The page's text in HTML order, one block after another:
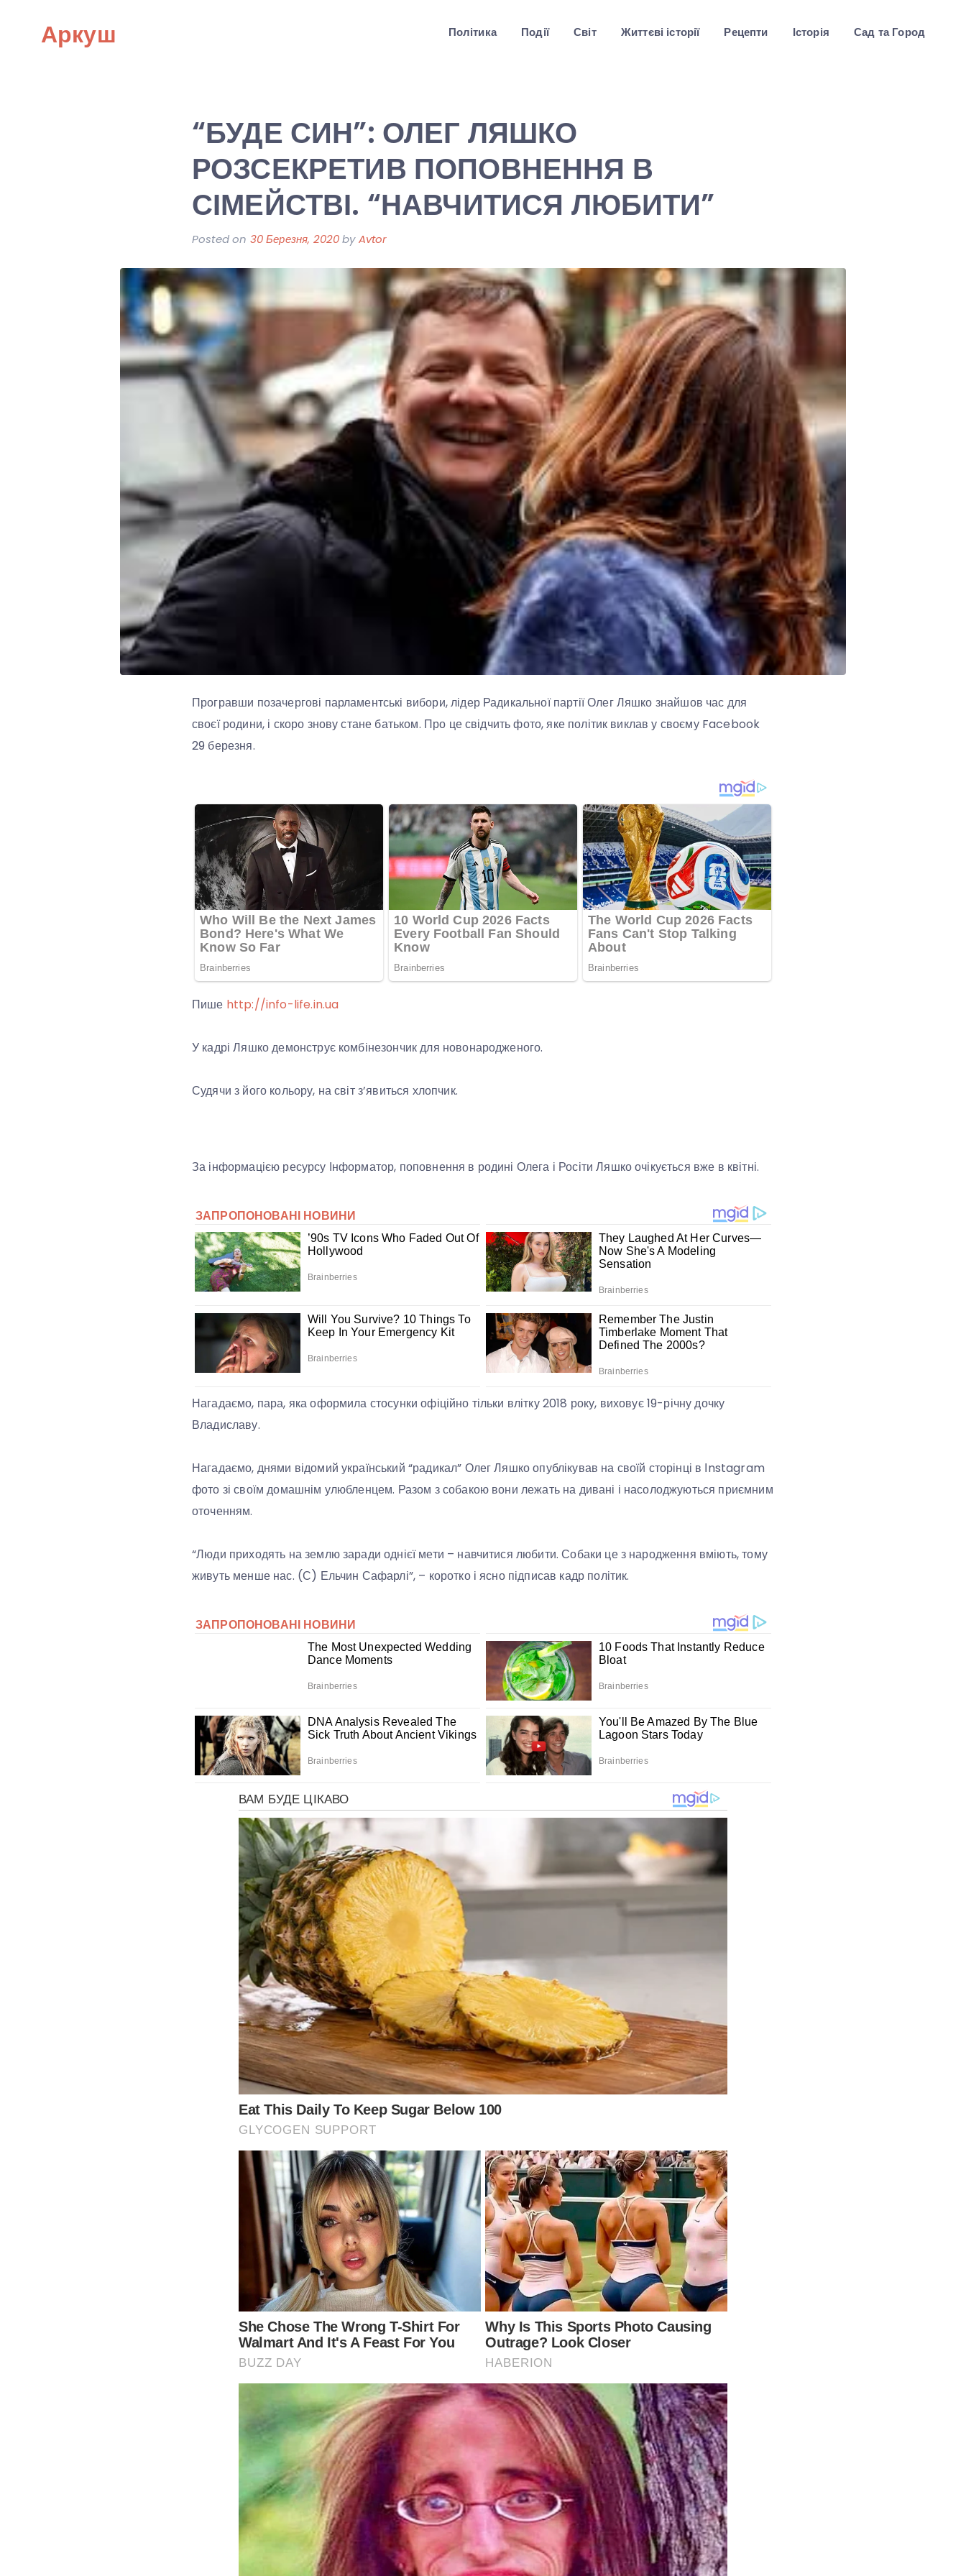
Аркуш Політика Події Світ Життєві історії Рецепти Історія Сад та Город
“БУДЕ СИН”: ОЛЕГ ЛЯШКО
РОЗСЕКРЕТИВ ПОПОВНЕННЯ В
СІМЕЙСТВІ. “НАВЧИТИСЯ ЛЮБИТИ”
Posted on 30 Березня, 2020byAvtor
Програвши позачергові парламентські вибори, лідер Радикальної партії Олег Ляшко знайшов час для
своєї родини, і скоро знову стане батьком. Про це свідчить фото, яке політик виклав у своєму Facebook
29 березня.
Пише http://info-life.in.ua
У кадрі Ляшко демонструє комбінезончик для новонародженого.
Судячи з його кольору, на світ з’явиться хлопчик.
За інформацією ресурсу Інформатор, поповнення в родині Олега і Росіти Ляшко очікується вже в квітні.
Нагадаємо, пара, яка оформила стосунки офіційно тільки влітку 2018 року, виховує 19-річну дочку
Владиславу.
Нагадаємо, днями відомий український “радикал” Олег Ляшко опублікував на своїй сторінці в Іnstagram
фото зі своїм домашнім улюбленцем. Разом з собакою вони лежать на дивані і насолоджуються приємним
оточенням.
“Люди приходять на землю заради однієї мети – навчитися любити. Собаки це з народження вміють, тому
живуть менше нас. (С) Ельчин Сафарлі”, – коротко і ясно підписав кадр політик.